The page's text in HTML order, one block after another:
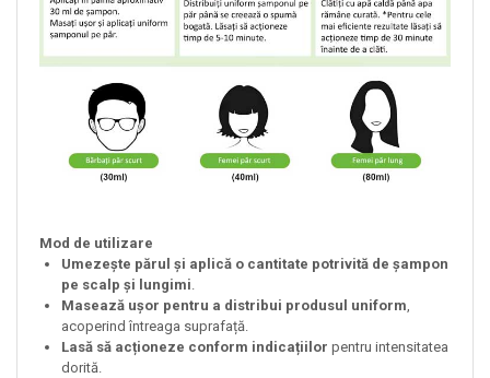
Mod de utilizare
Umezește părul și aplică o cantitate potrivită de șampon
pe scalp și lungimi.
Masează ușor pentru a distribui produsul uniform,
acoperind întreaga suprafață.
Lasă să acționeze conform indicațiilor pentru intensitatea
dorită.